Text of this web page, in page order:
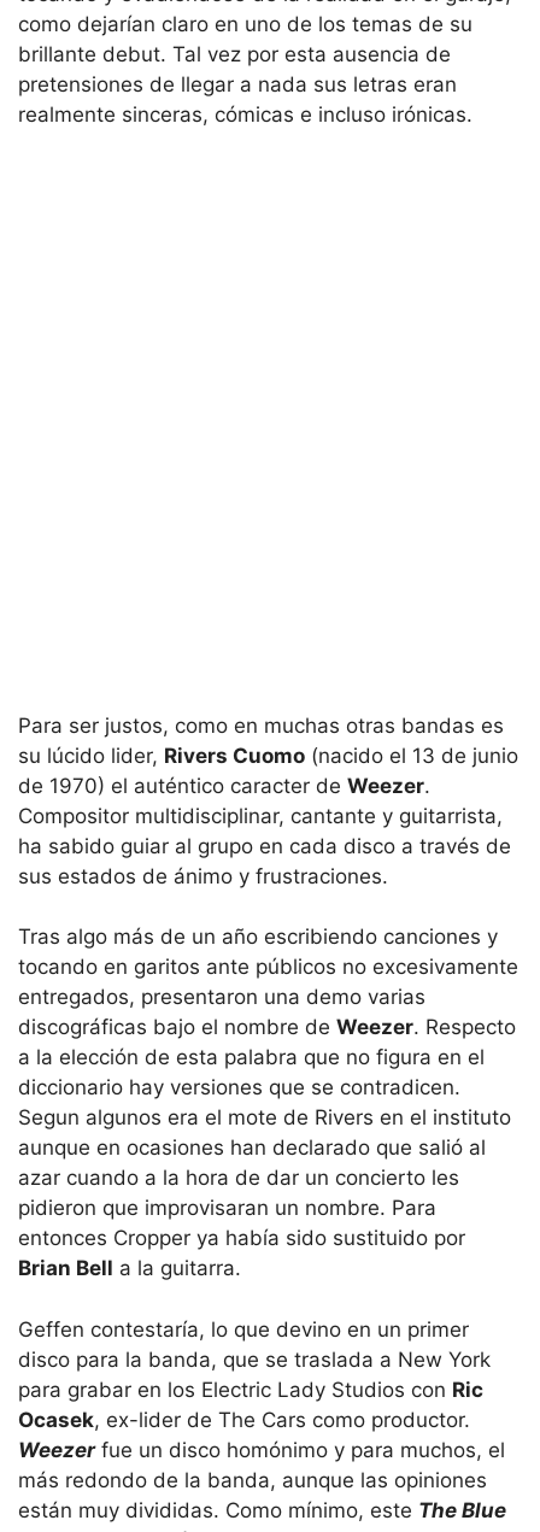
como dejarían claro en uno de los temas de su
brillante debut. Tal vez por esta ausencia de
pretensiones de llegar a nada sus letras eran
realmente sinceras, cómicas e incluso irónicas.
Para ser justos, como en muchas otras bandas es
su lúcido lider, Rivers Cuomo (nacido el 13 de junio
de 1970) el auténtico caracter de Weezer.
Compositor multidisciplinar, cantante y guitarrista,
ha sabido guiar al grupo en cada disco a través de
sus estados de ánimo y frustraciones.
Tras algo más de un año escribiendo canciones y
tocando en garitos ante públicos no excesivamente
entregados, presentaron una demo varias
discográficas bajo el nombre de Weezer. Respecto
a la elección de esta palabra que no figura en el
diccionario hay versiones que se contradicen.
Segun algunos era el mote de Rivers en el instituto
aunque en ocasiones han declarado que salió al
azar cuando a la hora de dar un concierto les
pidieron que improvisaran un nombre. Para
entonces Cropper ya había sido sustituido por
Brian Bell a la guitarra.
Geffen contestaría, lo que devino en un primer
disco para la banda, que se traslada a New York
para grabar en los Electric Lady Studios con Ric
Ocasek, ex-lider de The Cars como productor.
Weezerfue un disco homónimo y para muchos, el
más redondo de la banda, aunque las opiniones
están muy divididas. Como mínimo, este The Blue